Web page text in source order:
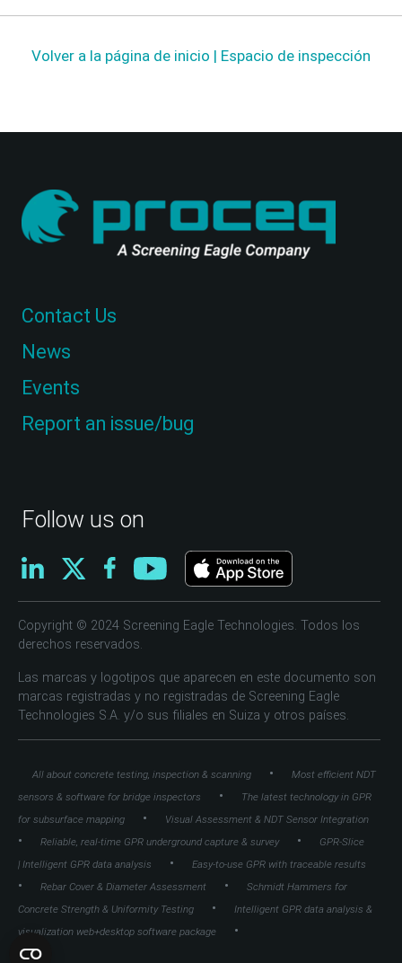
Volver a la página de inicio | Espacio de inspección
Follow us on
Contact Us
News
Events
Report an issue/bug
Copyright © 2024 Screening Eagle Technologies. Todos los
derechos reservados.
Las marcas y logotipos que aparecen en este documento son
marcas registradas y no registradas de Screening Eagle
Technologies S.A. y/o sus filiales en Suiza y otros países.
All about concrete testing, inspection & scanning •
Most efficient NDT
sensors & software for bridge inspectors
•
The latest technology in GPR
for subsurface mapping
• Visual Assessment & NDT Sensor Integration
• Reliable, real-time GPR underground capture & survey •
GPR-Slice
| Intelligent GPR data analysis
• Easy-to-use GPR with traceable results
• Rebar Cover & Diameter Assessment •
Schmidt Hammers for
Concrete Strength & Uniformity Testing
•
Intelligent GPR data analysis &
visualization web+desktop software package
•